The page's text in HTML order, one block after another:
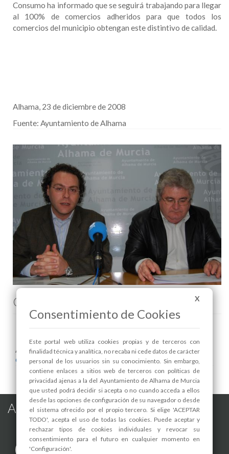
Consumo ha informado que se seguirá trabajando para llegar
al 100% de comercios adheridos para que todos los
comercios del municipio obtengan este distintivo de calidad.
Alhama, 23 de diciembre de 2008
Fuente: Ayuntamiento de Alhama
Comenta esta noticia en Facebook
Areas relacionadas:
Consumo
Alhama de Murcia en las Redes
X
Consentimiento de Cookies
Este portal web utiliza cookies propias y de terceros con
finalidad técnica y analítica, no recaba ni cede datos de carácter
personal de los usuarios sin su conocimiento. Sin embargo,
contiene enlaces a sitios web de terceros con políticas de
privacidad ajenas a la del Ayuntamiento de Alhama de Murcia
que usted podrá decidir si acepta o no cuando acceda a ellos
desde las opciones de configuración de su navegador o desde
el sistema ofrecido por el propio tercero. Si elige 'ACEPTAR
TODO', acepta el uso de todas las cookies. Puede aceptar y
rechazar tipos de cookies individuales y revocar su
consentimiento para el futuro en cualquier momento en
'Configuración'.